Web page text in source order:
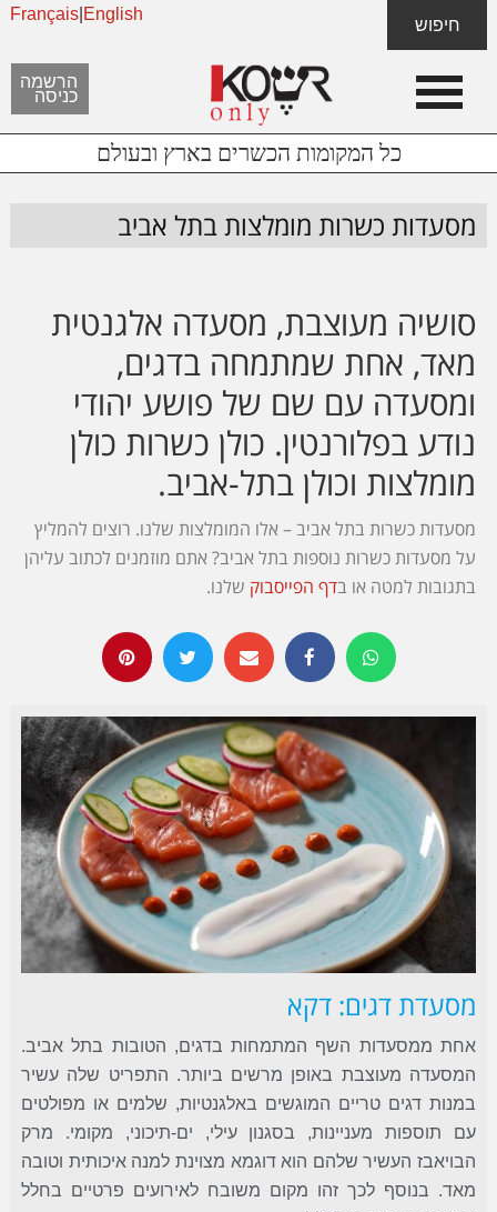
כל המקומות הכשרים בארץ ובעולם
content
footer
הרשמה
כניסה
Français| English
חיפוש
מסעדות כשרות מומלצות בתל אביב
סושיה מעוצבת, מסעדה אלגנטית
מאד, אחת שמתמחה בדגים,
ומסעדה עם שם של פושע יהודי
נודע בפלורנטין. כולן כשרות כולן
מומלצות וכולן בתל-אביב.
מסעדות כשרות בתל אביב – אלו המומלצות שלנו. רוצים להמליץ
על מסעדות כשרות נוספות בתל אביב? אתם מוזמנים לכתוב עליהן
בתגובות למטה או בדף הפייסבוק שלנו.
מסעדת דגים: דקא
אחת ממסעדות השף המתמחות בדגים, הטובות בתל אביב.
המסעדה מעוצבת באופן מרשים ביותר. התפריט שלה עשיר
במנות דגים טריים המוגשים באלגנטיות, שלמים או מפולטים
עם תוספות מעניינות, בסגנון עילי, ים-תיכוני, מקומי. מרק
הבויאבז העשיר שלהם הוא דוגמא מצוינת למנה איכותית וטובה
מאד. בנוסף לכך זהו מקום משובח לאירועים פרטיים בחלל